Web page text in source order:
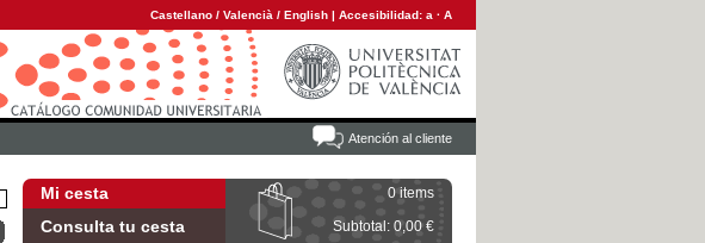
Castellano / Valencià / English | Accesibilidad: a · A
Atención al cliente
Mi cesta 0 items
Consulta tu cesta Subtotal: 0,00 €